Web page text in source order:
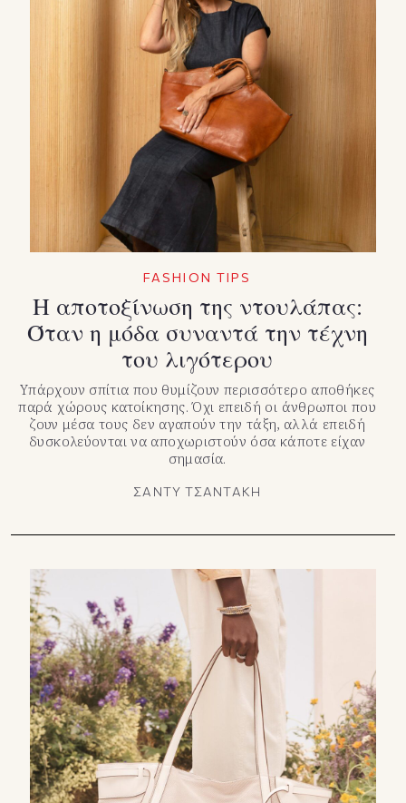
FASHION TIPS
Η αποτοξίνωση της ντουλάπας:
Όταν η μόδα συναντά την τέχνη
του λιγότερου
Υπάρχουν σπίτια που θυμίζουν περισσότερο αποθήκες
παρά χώρους κατοίκησης. Όχι επειδή οι άνθρωποι που
ζουν μέσα τους δεν αγαπούν την τάξη, αλλά επειδή
δυσκολεύονται να αποχωριστούν όσα κάποτε είχαν
σημασία.
ΣΑΝΤΥ ΤΣΑΝΤΑΚΗ